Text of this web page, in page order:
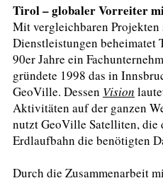
Tirol – globaler Vorreiter
Mit vergleichbaren Projekten
Dienstleistungen beheimatet
90er Jahre ein
gründete 1998 das in
GeoVille. Dessen Vision
Aktivitäten auf der ganzen
nutzt GeoVille Satelliten, die
Erdlaufbahn die benötigten
Durch die Zusammenarbeit